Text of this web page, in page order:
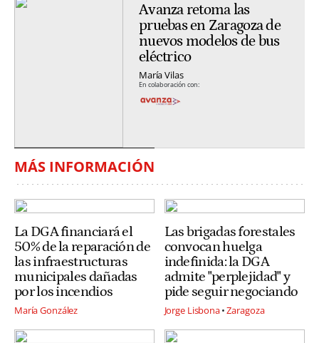
Avanza retoma las
pruebas en Zaragoza de
nuevos modelos de bus
eléctrico
María Vilas
En colaboración con:
MÁS INFORMACIÓN
La DGA financiará el
50% de la reparación de
las infraestructuras
municipales dañadas
por los incendios
María González
Las brigadas forestales
convocan huelga
indefinida: la DGA
admite "perplejidad" y
pide seguir negociando
Jorge Lisbona Zaragoza